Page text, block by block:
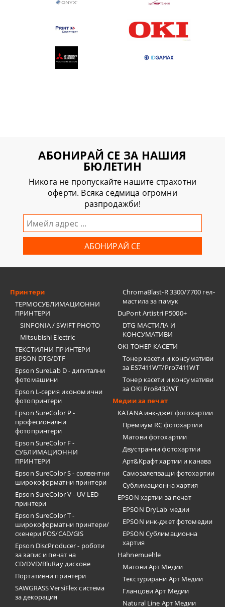
АБОНИРАЙ СЕ ЗА НАШИЯ
БЮЛЕТИН
Никога не пропускайте нашите страхотни
оферти. Всяка седмица огромни
разпродажби!
Принтери
ТЕРМОСУБЛИМАЦИОННИ
ПРИНТЕРИ
SINFONIA / SWIFT PHOTO
Mitsubishi Electric
ТЕКСТИЛНИ ПРИНТЕРИ
EPSON DTG/DTF
Epson SureLab D - дигитални
фотомашини
Epson L-серия икономични
фотопринтери
Epson SureColor P -
професионални
фотопринтери
Epson SureColor F -
СУБЛИМАЦИОННИ
ПРИНТЕРИ
Epson SureColor S - солвентни
широкоформатни принтери
Epson SureColor V - UV LED
принтери
Epson SureColor T -
широкоформатни принтери/
скенери POS/CAD/GIS
Epson DiscProducer - роботи
за запис и печат на
CD/DVD/BluRay дискове
Портативни принтери
SAWGRASS VersiFlex система
за декорация
ChromaBlast-R 3300/7700 гел-
мастила за памук
DuPont Artistri P5000+
DTG МАСТИЛА И
КОНСУМАТИВИ
OKI ТОНЕР КАСЕТИ
Тонер касети и консумативи
за ES7411WT/Pro7411WT
Тонер касети и консумативи
за OKI Pro8432WT
Медии за печат
KATANA инк-джет фотохартии
Премиум RC фотохартии
Матови фотохартии
Двустранни фотохартии
Арт&Крафт хартии и канава
Самозалепващи фотохартии
Сублимационна хартия
EPSON хартии за печат
EPSON DryLab медии
EPSON инк-джет фотомедии
EPSON Сублимационна
хартия
Hahnemuehle
Матови Арт Медии
Текстурирани Арт Медии
Гланцови Арт Медии
Natural Line Арт Медии